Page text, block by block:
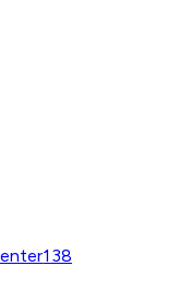
138